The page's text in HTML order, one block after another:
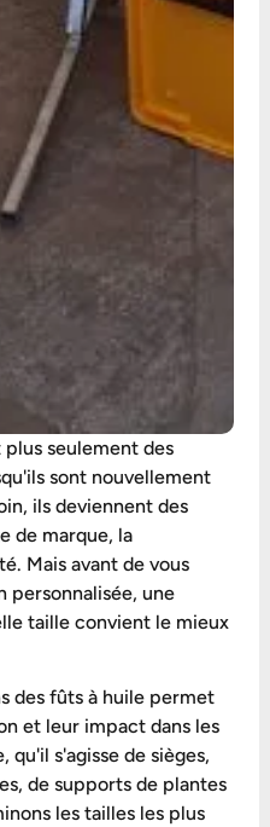
plus seulement des
sont nouvellement
ils deviennent des
de marque, la
Mais avant de vous
personnalisée, une
taille convient le mieux
des fûts à huile permet
et leur impact dans les
qu'il s'agisse de sièges,
de supports de plantes
les tailles les plus